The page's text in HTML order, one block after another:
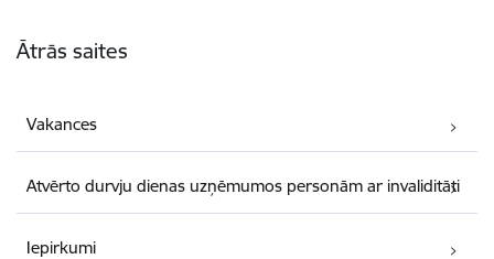
Ātrās saites
Vakances
Atvērto durvju dienas uzņēmumos personām ar invaliditāti
Iepirkumi